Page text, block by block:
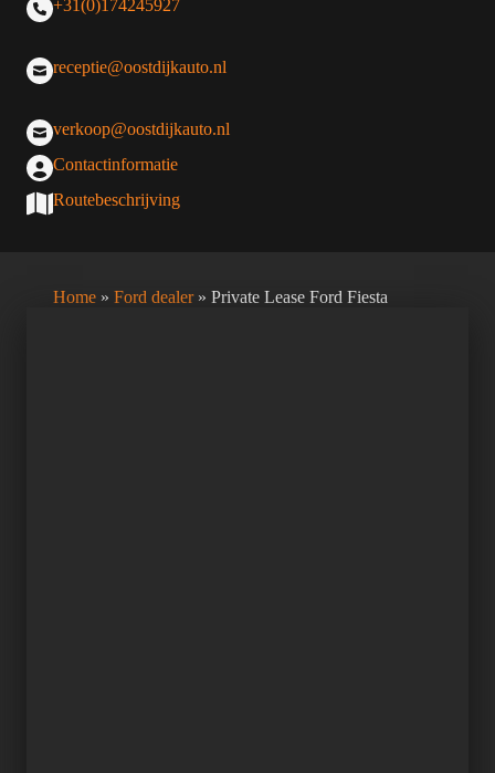
+31(0)174245927
receptie@oostdijkauto.nl
verkoop@oostdijkauto.nl
Contactinformatie
Routebeschrijving
Home » Ford dealer» Private Lease Ford Fiesta